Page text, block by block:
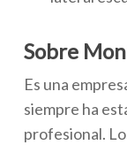
Sobre
Es una
siempre ha
profesional.